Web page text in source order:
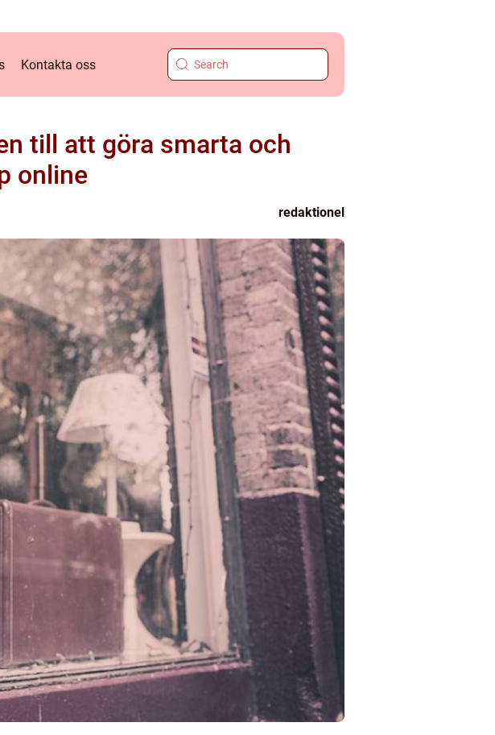
Kontakta oss
till att göra smarta och
online
redaktionel